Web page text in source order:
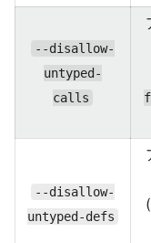
--disallow-
untyped-
calls
--disallow-
untyped-defs